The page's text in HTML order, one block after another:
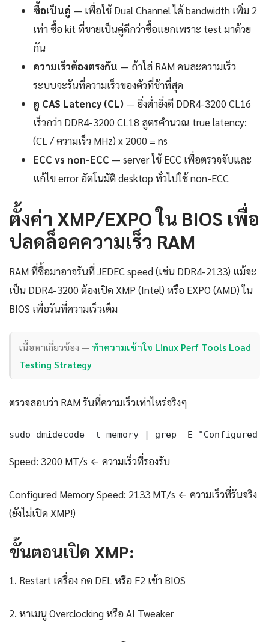
ซื้อเป็นคู่ — เพื่อใช้ Dual Channel ได้ bandwidth เพิ่ม 2
เท่า ซื้อ kit ที่ขายเป็นคู่ดีกว่าซื้อแยกเพราะ test มาด้วย
กัน
ความเร็วต้องตรงกัน — ถ้าใส่ RAM คนละความเร็ว
ระบบจะรันที่ความเร็วของตัวที่ช้าที่สุด
ดู CAS Latency (CL) — ยิ่งต่ำยิ่งดี DDR4-3200 CL16
เร็วกว่า DDR4-3200 CL18 สูตรคำนวณ true latency:
(CL / ความเร็ว MHz) x 2000 = ns
ECC vs non-ECC — server ใช้ ECC เพื่อตรวจจับและ
แก้ไข error อัตโนมัติ desktop ทั่วไปใช้ non-ECC
ตั้งค่า XMP/EXPO ใน BIOS เพื่อ
ปลดล็อคความเร็ว RAM
RAM ที่ซื้อมาอาจรันที่ JEDEC speed (เช่น DDR4-2133) แม้จะ
เป็น DDR4-3200 ต้องเปิด XMP (Intel) หรือ EXPO (AMD) ใน
BIOS เพื่อรันที่ความเร็วเต็ม
เนื้อหาเกี่ยวข้อง — ทำความเข้าใจ Linux Perf Tools Load
Testing Strategy
ตรวจสอบว่า RAM รันที่ความเร็วเท่าไหร่จริงๆ
sudo dmidecode -t memory | grep -E "Configured
Speed: 3200 MT/s ← ความเร็วที่รองรับ
Configured Memory Speed: 2133 MT/s ← ความเร็วที่รันจริง
(ยังไม่เปิด XMP!)
ขั้นตอนเปิด XMP:
1. Restart เครื่อง กด DEL หรือ F2 เข้า BIOS
2. หาเมนู Overclocking หรือ AI Tweaker